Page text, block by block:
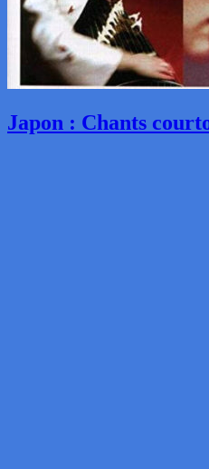
Japon : Chants